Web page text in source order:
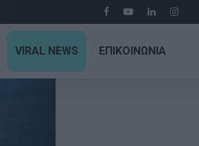
VIRAL NEWS ΕΠΙΚΟΙΝΩΝΙΑ